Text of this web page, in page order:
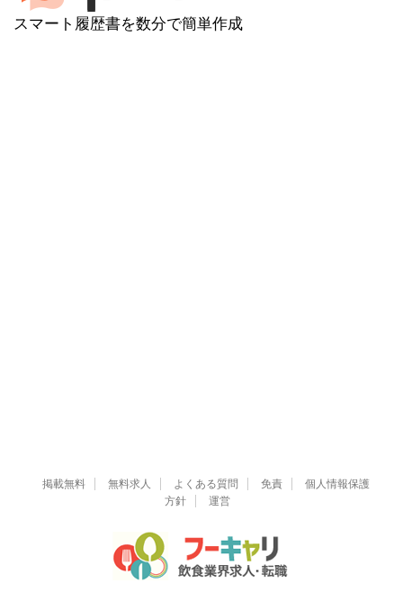
スマート履歴書を数分で簡単作成
掲載無料 無料求人 よくある質問 免責
個人情報保護
方針
運営